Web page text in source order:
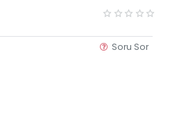
Soru Sor